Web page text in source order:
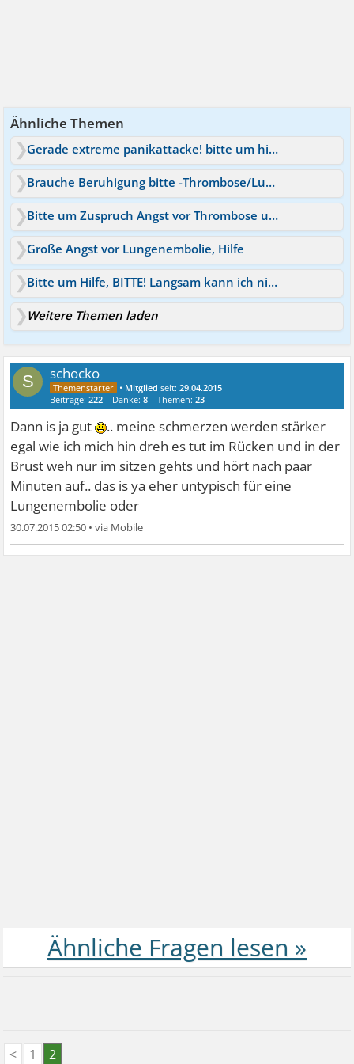
Ähnliche Themen
Gerade extreme panikattacke! bitte um hilfe!
Brauche Beruhigung bitte -Thrombose/Lungenembolie
Bitte um Zuspruch Angst vor Thrombose und Lungenembolie
Große Angst vor Lungenembolie, Hilfe
Bitte um Hilfe, BITTE! Langsam kann ich nicht mehr
Weitere Themen laden
S schocko
• Mitglied seit:29.04.2015
Beiträge:222 Danke:8 Themen:23
Dann is ja gut
.. meine schmerzen werden stärker
egal wie ich mich hin dreh es tut im Rücken und in der
Brust weh nur im sitzen gehts und hört nach paar
Minuten auf.. das is ya eher untypisch für eine
Lungenembolie oder
30.07.2015 02:50 •
< 1 2